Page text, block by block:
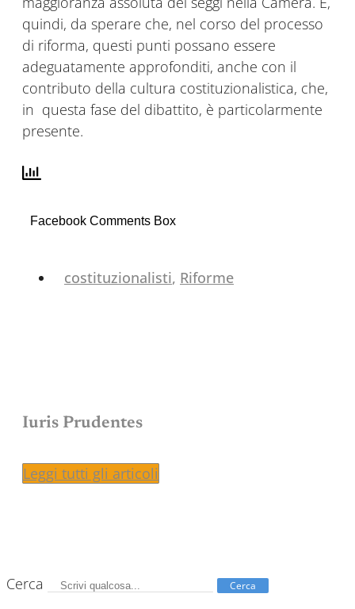
quindi, da sperare che, nel corso del processo
di riforma, questi punti possano essere
adeguatamente approfonditi, anche con il
contributo della cultura costituzionalistica, che,
in questa fase del dibattito, è particolarmente
presente.
Facebook Comments Box
costituzionalisti, Riforme
Iuris Prudentes
Leggi tutti gli articoli
Cerca Cerca